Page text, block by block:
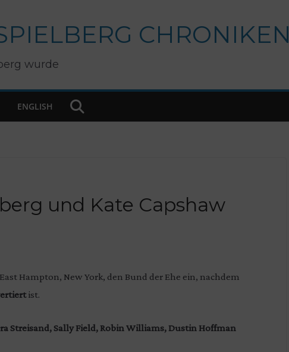
CHRONIKEN
wurde
ENGLISH
und Kate Capshaw
Hampton, New York, den Bund der Ehe ein, nachdem
ist.
Streisand, Sally Field, Robin Williams, Dustin Hoffman